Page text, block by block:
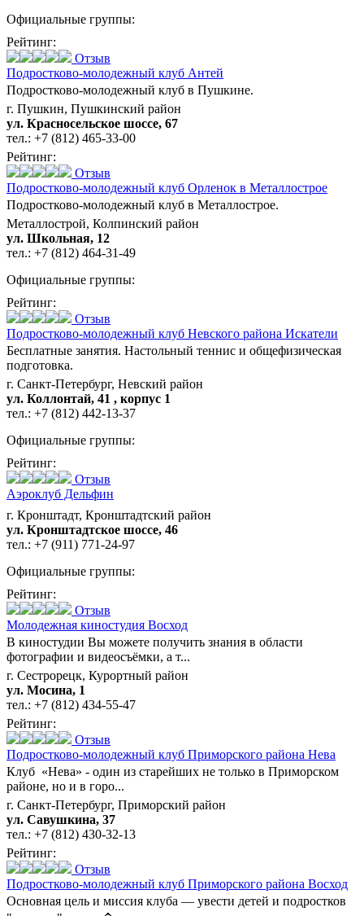
Официальные группы:
Рейтинг:
Отзыв
Подростково-молодежный клуб Антей
Подростково-молодежный клуб в Пушкине.
г. Пушкин, Пушкинский район
ул. Красносельское шоссе, 67
тел.: +7 (812) 465-33-00
Рейтинг:
Отзыв
Подростково-молодежный клуб Орленок в Металлострое
Подростково-молодежный клуб в Металлострое.
Металлострой, Колпинский район
ул. Школьная, 12
тел.: +7 (812) 464-31-49
Официальные группы:
Рейтинг:
Отзыв
Подростково-молодежный клуб Невского района Искатели
Бесплатные занятия. Настольный теннис и общефизическая
подготовка.
г. Санкт-Петербург, Невский район
ул. Коллонтай, 41 , корпус 1
тел.: +7 (812) 442-13-37
Официальные группы:
Рейтинг:
Отзыв
Аэроклуб Дельфин
г. Кронштадт, Кронштадтский район
ул. Кронштадтское шоссе, 46
тел.: +7 (911) 771-24-97
Официальные группы:
Рейтинг:
Отзыв
Молодежная киностудия Восход
В киностудии Вы можете получить знания в области
фотографии и видеосъёмки, а т...
г. Сестрорецк, Курортный район
ул. Мосина, 1
тел.: +7 (812) 434-55-47
Рейтинг:
Отзыв
Подростково-молодежный клуб Приморского района Нева
Клуб «Нева» - один из старейших не только в Приморском
районе, но и в горо...
г. Санкт-Петербург, Приморский район
ул. Савушкина, 37
тел.: +7 (812) 430-32-13
Рейтинг:
Отзыв
Подростково-молодежный клуб Приморского района Восход
Основная цель и миссия клуба — увести детей и подростков